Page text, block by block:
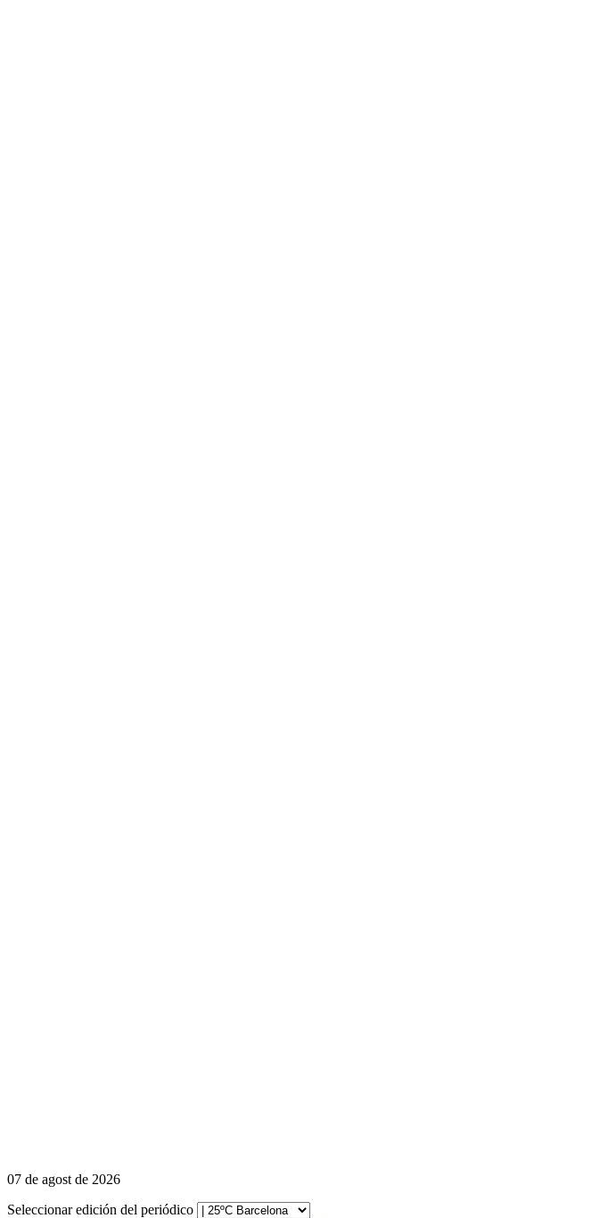
07 de agost de 2026
Seleccionar edición del periódico